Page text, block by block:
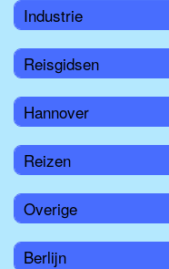
Industrie
Reisgidsen
Hannover
Reizen
Overige
Berlijn